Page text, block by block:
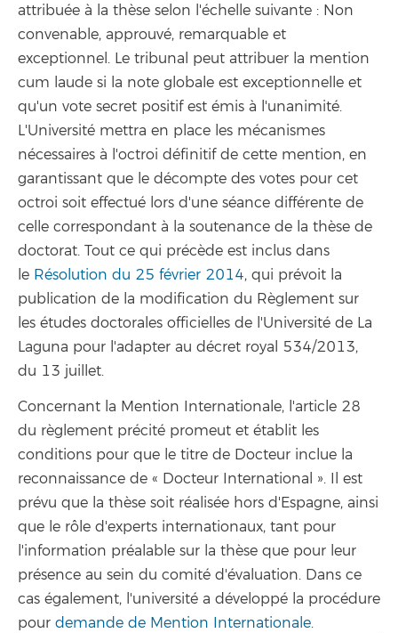
attribuée à la thèse selon l'échelle suivante : Non
convenable, approuvé, remarquable et
exceptionnel. Le tribunal peut attribuer la mention
cum laude si la note globale est exceptionnelle et
qu'un vote secret positif est émis à l'unanimité.
L'Université mettra en place les mécanismes
nécessaires à l'octroi définitif de cette mention, en
garantissant que le décompte des votes pour cet
octroi soit effectué lors d'une séance différente de
celle correspondant à la soutenance de la thèse de
doctorat. Tout ce qui précède est inclus dans
le Résolution du 25 février 2014, qui prévoit la
publication de la modification du Règlement sur
les études doctorales officielles de l'Université de La
Laguna pour l'adapter au décret royal 534/2013,
du 13 juillet.
Concernant la Mention Internationale, l'article 28
du règlement précité promeut et établit les
conditions pour que le titre de Docteur inclue la
reconnaissance de « Docteur International ». Il est
prévu que la thèse soit réalisée hors d'Espagne, ainsi
que le rôle d'experts internationaux, tant pour
l'information préalable sur la thèse que pour leur
présence au sein du comité d'évaluation. Dans ce
cas également, l'université a développé la procédure
pour demande de Mention Internationale.